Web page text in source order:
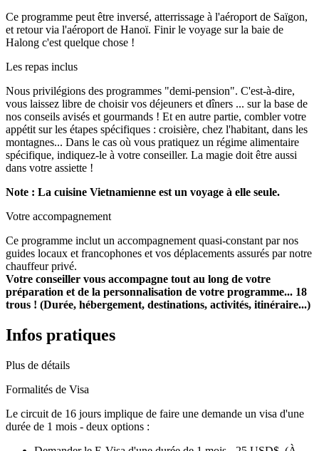
Ce programme peut être inversé, atterrissage à l'aéroport de Saïgon,
et retour via l'aéroport de Hanoï. Finir le voyage sur la baie de
Halong c'est quelque chose !
Les repas inclus
Nous privilégions des programmes "demi-pension". C'est-à-dire,
vous laissez libre de choisir vos déjeuners et dîners ... sur la base de
nos conseils avisés et gourmands ! Et en autre partie, combler votre
appétit sur les étapes spécifiques : croisière, chez l'habitant, dans les
montagnes... Dans le cas où vous pratiquez un régime alimentaire
spécifique, indiquez-le à votre conseiller. La magie doit être aussi
dans votre assiette !
Note : La cuisine Vietnamienne est un voyage à elle seule.
Votre accompagnement
Ce programme inclut un accompagnement quasi-constant par nos
guides locaux et francophones et vos déplacements assurés par notre
chauffeur privé.
Votre conseiller vous accompagne tout au long de votre
préparation et de la personnalisation de votre programme... 18
trous ! (Durée, hébergement, destinations, activités, itinéraire...)
Infos pratiques
Plus de détails
Formalités de Visa
Le circuit de 16 jours implique de faire une demande un visa d'une
durée de 1 mois - deux options :